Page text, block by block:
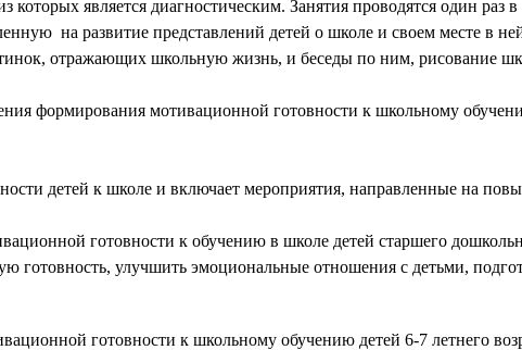
является диагностическим. Занятия проводятся один раз в
на развитие представлений детей о школе и своем месте в
отражающих школьную жизнь, и беседы по ним, рисование
формирования мотивационной готовности к школьному
детей к школе и включает мероприятия, направленные на
готовности к обучению в школе детей старшего
готовность, улучшить эмоциональные отношения с детьми,
готовности к школьному обучению детей 6-7 летнего